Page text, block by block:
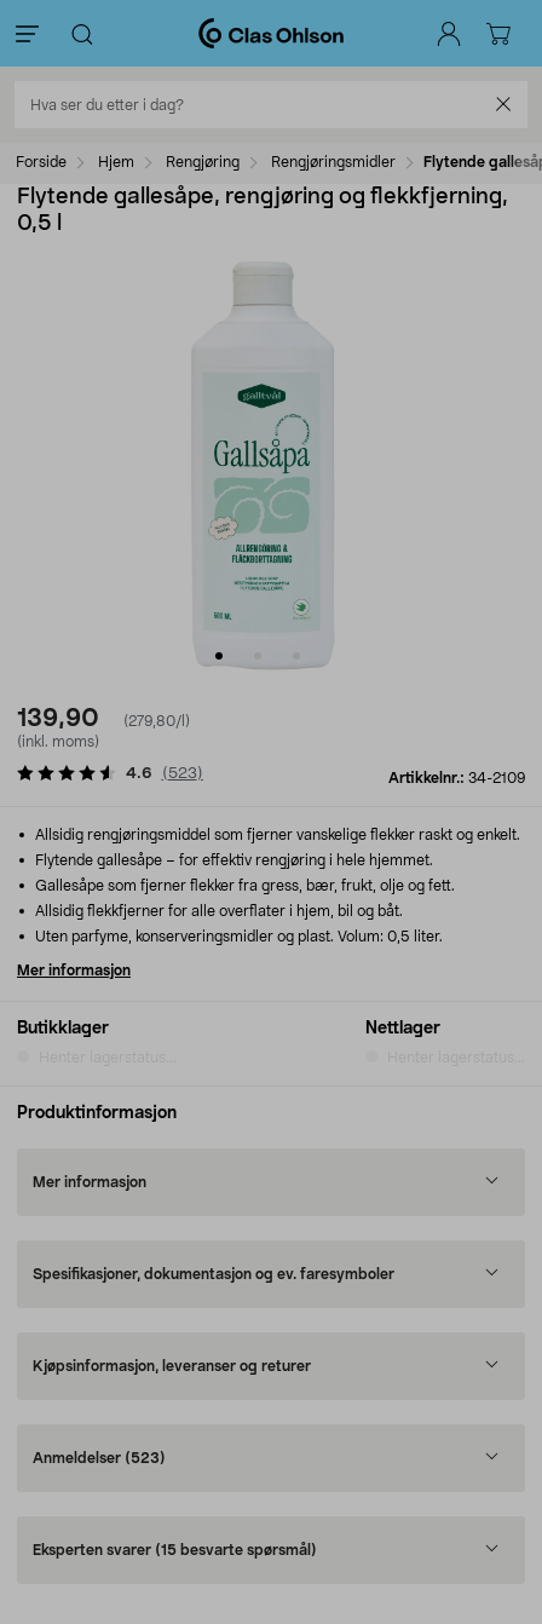
Forside Hjem Rengjøring Rengjøringsmidler Flytende
Flytende gallesåpe, rengjøring og flekkfjerning,
0,5 l
139,90
(279,80/l)
(inkl. moms)
Artikkelnr.: 34-2109
4.6 ( 523)
Butikklager Nettlager
Allsidig rengjøringsmiddel som fjerner vanskelige flekker raskt og enkelt.
Flytende gallesåpe – for effektiv rengjøring i hele hjemmet.
Gallesåpe som fjerner flekker fra gress, bær, frukt, olje og fett.
Allsidig flekkfjerner for alle overflater i hjem, bil og båt.
Uten parfyme, konserveringsmidler og plast. Volum: 0,5 liter.
Mer informasjon
Produktinformasjon
Mer informasjon
Spesifikasjoner, dokumentasjon og ev. faresymboler
Kjøpsinformasjon, leveranser og returer
Anmeldelser (523)
Eksperten svarer (15 besvarte spørsmål)